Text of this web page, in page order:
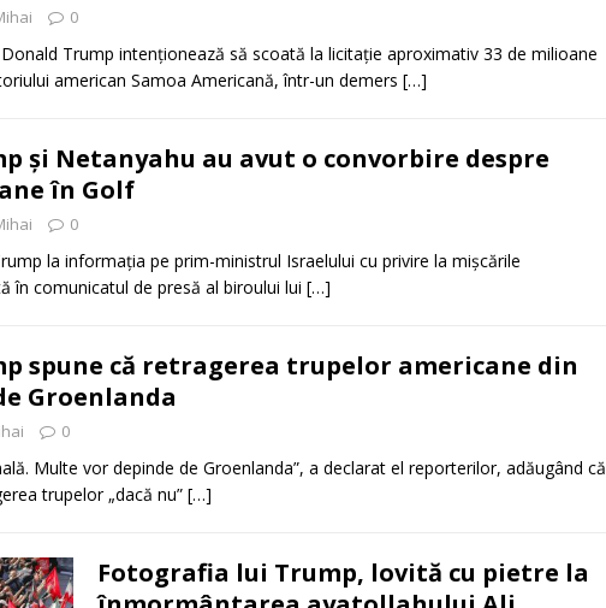
0
Trump intenționează să scoată la licitație aproximativ 33 de milioane
american Samoa Americană, într-un demers […]
și Netanyahu au avut o convorbire despre
în Golf
0
la informația pe prim-ministrul Israelului cu privire la mișcările
în comunicatul de presă al biroului lui […]
spune că retragerea trupelor americane din
Groenlanda
0
Multe vor depinde de Groenlanda”, a declarat el reporterilor, adăugând că
trupelor „dacă nu” […]
Fotografia lui Trump, lovită cu pietre la